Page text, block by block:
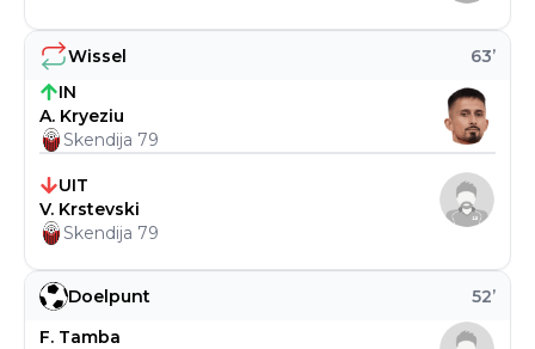
Doelpunt 52’
F. Tamba
Wissel 63’
IN
A. Kryeziu
Skendija 79
UIT
V. Krstevski
Skendija 79